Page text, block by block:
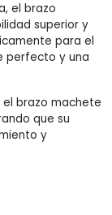
el brazo
superior y
para el
perfecto y una
brazo machete
que su
y